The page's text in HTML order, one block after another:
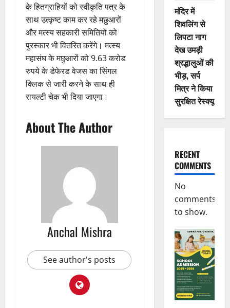
के हितग्राहियों को स्वीकृति पत्र के
साथ उत्कृष्ट काम कर रहे मछुआरों
और मत्स्य सहकारी समितियों को
पुरस्कार भी वितरित करेंगे। मत्स्य
महासंघ के मछुआरों को 9.63 करोड
रुपये के डेफेरड वेजस का सिंगल
क्लिक से जारी करने के साथ ही
रायल्टी चेक भी दिया जाएगा।
About The Author
Anchal Mishra
See author's posts
मंदिर में
शिवलिंग से
लिपटा नाग
देख उमड़ी
श्रद्धालुओं की
भीड़, सर्प
मित्र ने किया
सुरक्षित रेस्क्यू
RECENT
COMMENTS
No
comments
to show.